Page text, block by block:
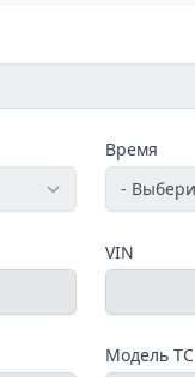
Время
VIN
Модель ТС